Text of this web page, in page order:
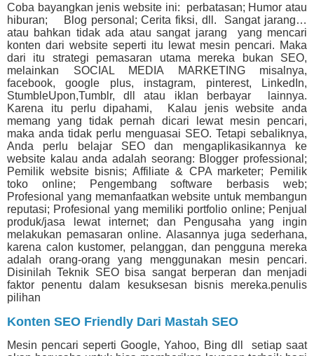
Coba bayangkan jenis website ini: perbatasan; Humor atau
hiburan; Blog personal; Cerita fiksi, dll. Sangat jarang…
atau bahkan tidak ada atau sangat jarang yang mencari
konten dari website seperti itu lewat mesin pencari. Maka
dari itu strategi pemasaran utama mereka bukan SEO,
melainkan SOCIAL MEDIA MARKETING misalnya,
facebook, google plus, instagram, pinterest, LinkedIn,
StumbleUpon,Tumblr, dll atau iklan berbayar lainnya.
Karena itu perlu dipahami, Kalau jenis website anda
memang yang tidak pernah dicari lewat mesin pencari,
maka anda tidak perlu menguasai SEO. Tetapi sebaliknya,
Anda perlu belajar SEO dan mengaplikasikannya ke
website kalau anda adalah seorang: Blogger professional;
Pemilik website bisnis; Affiliate & CPA marketer; Pemilik
toko online; Pengembang software berbasis web;
Profesional yang memanfaatkan website untuk membangun
reputasi; Profesional yang memiliki portfolio online; Penjual
produk/jasa lewat internet; dan Pengusaha yang ingin
melakukan pemasaran online. Alasannya juga sederhana,
karena calon kustomer, pelanggan, dan pengguna mereka
adalah orang-orang yang menggunakan mesin pencari.
Disinilah Teknik SEO bisa sangat berperan dan menjadi
faktor penentu dalam kesuksesan bisnis mereka.penulis
pilihan
Konten SEO Friendly Dari Mastah SEO
Mesin pencari seperti Google, Yahoo, Bing dll setiap saat